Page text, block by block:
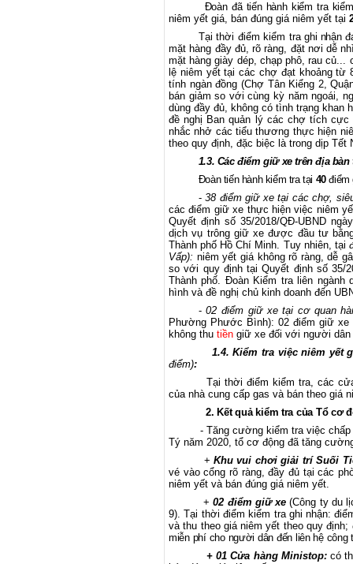
Đoàn đã tiến hành kiểm tra k
niêm yết giá, bán đúng giá niêm yết tại
Tại thời điểm kiểm traghi nhận đ
mặt hàng đầy đủ, rõ ràng, đặt nơi dễ
mặt hàng giày dép, chạp phô, rau
lệ niêm yết tại các chợ đạt khoảng
tính ngàn đồng (Chợ Tân Kiểng 2,
bán giảm so với cùng kỳ năm ngoái,
dùng đầy đủ, không có tình trạng khan
đề nghị Ban quản lý các chợ tích
nhắc nhở các tiểu thương thực hiện
theo quy định, đặc biệc là trong dịp Tết
1.3. Các điểm giữ xe trên địa
Đoàn tiến hành kiểm tra tại 40điểm
-38 điểm giữ xe tại các chợ,
các điểm giữ xe thực hiện việc niêm
Quyết định số 35/2018/QĐ-UBND
dịch vụ trông giữ xe được đầu tư
Thành phố Hồ Chí Minh. Tuy nhiên, tại
Vấp): niêm yết giá không rõ ràng, dễ
so với quy định tại Quyết định số 35/
Thành phố. Đoàn Kiểm tra liên ngành
hình và đề nghị chủ kinh doanh đến
-02 điểm giữ xe tại cơ quan
Phường Phước Bình): 02 điểm giữ
không thu tiền giữ xe đối với người dân
1.4.Kiểm tra việc niêm yết
điểm):
Tại thời điểm kiểm tra, các
của nhà cung cấp gas và bán theo giá
2. Kết quả kiểm tra của Tổ cơ
- Tăng cường kiểm tra việc
Tý năm 2020, tổ cơ động đã tăng
+Khu vui chơi giải trí Suối
vé vào cổng rõ ràng, đầy đủ tại các
niêm yết và bán đúng giá niêm yết.
+02 điểm giữ xe (Công ty du
9). Tại thời điểm kiểm tra ghi nhận:
và thu theo giá niêm yết theo quy
miễn phí cho người dân đến liên hệ
+ 01Cửa hàng Ministop:có